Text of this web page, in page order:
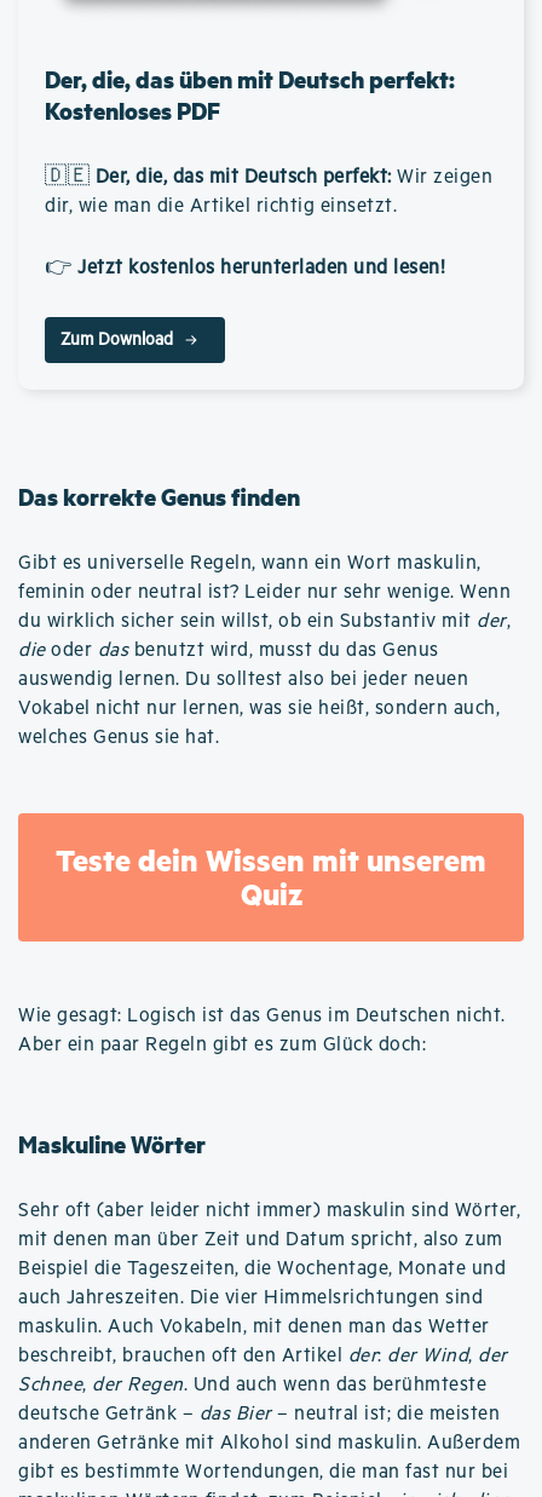
Der, die, das üben mit Deutsch perfekt:
Kostenloses PDF
🇩🇪 Der, die, das mit Deutsch perfekt: Wir zeigen
dir, wie man die Artikel richtig einsetzt.
👉 Jetzt kostenlos herunterladen und lesen!
Zum Download
Das korrekte Genus finden
Gibt es universelle Regeln, wann ein Wort maskulin,
feminin oder neutral ist? Leider nur sehr wenige. Wenn
du wirklich sicher sein willst, ob ein Substantiv mit der,
dieoder dasbenutzt wird, musst du das Genus
auswendig lernen. Du solltest also bei jeder neuen
Vokabel nicht nur lernen, was sie heißt, sondern auch,
welches Genus sie hat.
Teste dein Wissen mit unserem
Quiz
Wie gesagt: Logisch ist das Genus im Deutschen nicht.
Aber ein paar Regeln gibt es zum Glück doch:
Maskuline Wörter
Sehr oft (aber leider nicht immer) maskulin sind Wörter,
mit denen man über Zeit und Datum spricht, also zum
Beispiel die Tageszeiten, die Wochentage, Monate und
auch Jahreszeiten. Die vier Himmelsrichtungen sind
maskulin. Auch Vokabeln, mit denen man das Wetter
beschreibt, brauchen oft den Artikel der: der Wind, der
Schnee, der Regen. Und auch wenn das berühmteste
deutsche Getränk – das Bier– neutral ist; die meisten
anderen Getränke mit Alkohol sind maskulin. Außerdem
gibt es bestimmte Wortendungen, die man fast nur bei